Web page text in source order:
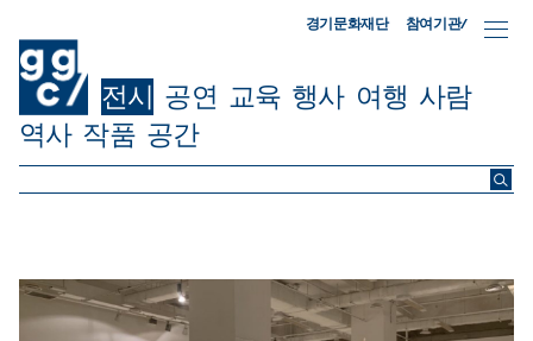
경기문화재단 참여기관/
전시 공연 교육 행사 여행 사람
역사 작품 공간
ggc/